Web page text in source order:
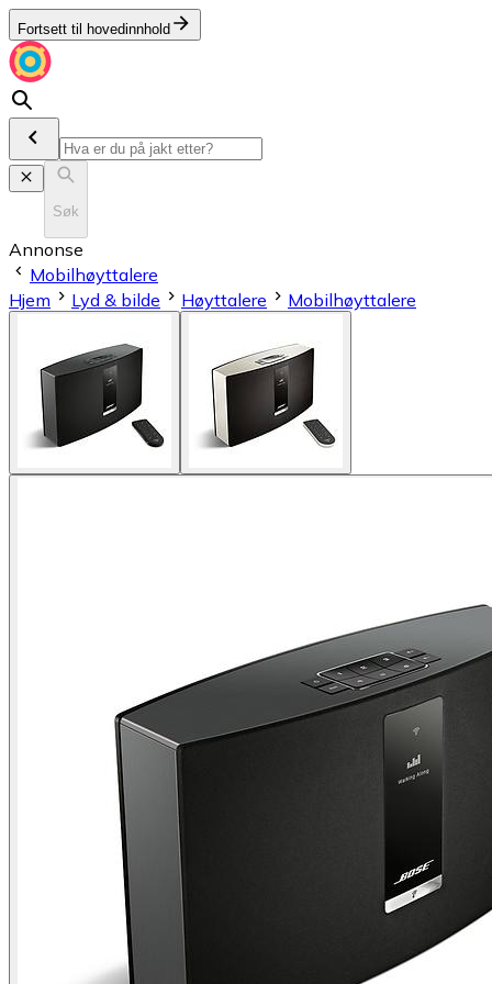
Fortsett til hovedinnhold
Søk
Annonse
Mobilhøyttalere
Hjem
Lyd & bilde Høyttalere Mobilhøyttalere